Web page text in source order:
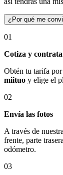
¿Por qué me
01
Cotiza y contrata
Obtén tu tarifa
miituo y elige el
02
Envía las fotos
A través de
frente, parte
odómetro.
03